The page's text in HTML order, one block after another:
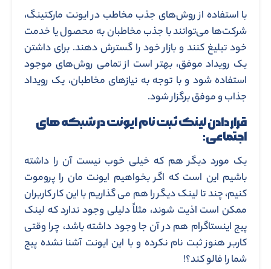
با استفاده از روش‌های جذب مخاطب در ایونت مارکتینگ،
شرکت‌ها می‌توانند با جذب مخاطبان به محصول یا خدمت
خود تبلیغ کنند و بازار خود را گسترش دهند. برای داشتن
یک رویداد موفق، بهتر است از تمامی روش‌های موجود
استفاده شود و با توجه به نیازهای مخاطبان، یک رویداد
جذاب و موفق برگزار شود.
قرار دادن لینک ثبت نام ایونت در شبکه های
اجتماعی:
یک مورد دیگر هم که خیلی خوب نیست آن را داشته
باشیم این است که اگر بخواهیم ایونت مان را پروموت
کنیم، چند تا لینک دیگر را هم می گذاریم با این کار کاربران
ممکن است اذیت شوند، مثلاً دلیلی وجود ندارد که لینک
پیج اینستاگرام هم در آن جا وجود داشته باشد، چرا وقتی
کاربر هنوز ثبت نام نکرده و با این ایونت آشنا نشده پیج
شما را فالو کند؟!